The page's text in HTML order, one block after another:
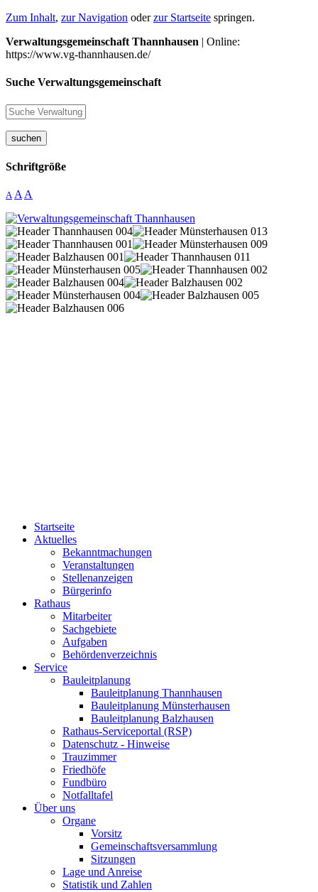
Zum Inhalt, zur Navigation oderzur Startseite springen.
Verwaltungsgemeinschaft Thannhausen | Online:
https://www.vg-thannhausen.de/
Suche Verwaltungsgemeinschaft
suchen
Schriftgröße
A A A
Startseite
Aktuelles
Bekanntmachungen
Veranstaltungen
Stellenanzeigen
Bürgerinfo
Rathaus
Mitarbeiter
Sachgebiete
Aufgaben
Behördenverzeichnis
Service
Bauleitplanung
Bauleitplanung Thannhausen
Bauleitplanung Münsterhausen
Bauleitplanung Balzhausen
Rathaus-Serviceportal (RSP)
Datenschutz - Hinweise
Trauzimmer
Friedhöfe
Fundbüro
Notfalltafel
Über uns
Organe
Vorsitz
Gemeinschaftsversammlung
Sitzungen
Lage und Anreise
Statistik und Zahlen